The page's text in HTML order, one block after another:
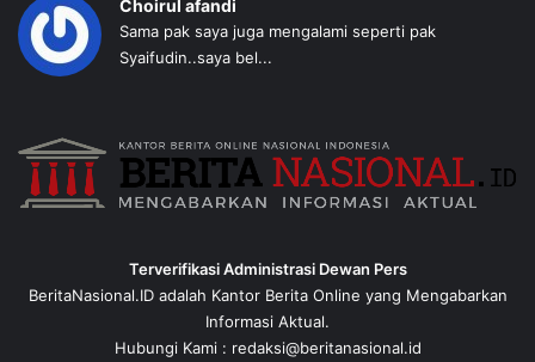
Choirul afandi
Sama pak saya juga mengalami seperti pak
Syaifudin..saya bel...
Terverifikasi Administrasi Dewan Pers
BeritaNasional.ID adalah Kantor Berita Online yang Mengabarkan
Informasi Aktual.
Hubungi Kami : redaksi@beritanasional.id